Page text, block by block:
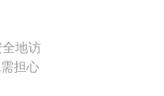
地访
担心